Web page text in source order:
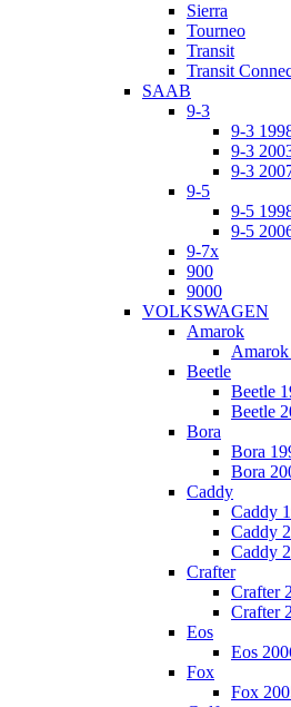
Sierra
Tourneo
Transit
Transit
SAAB
9-3
9-3
9-3
9-3
9-5
9-5
9-5
9-7x
900
9000
VOLKSWAGEN
Amarok
Beetle
Beetle
Beetle
Bora
Bora
Bora
Caddy
Caddy
Caddy
Caddy
Crafter
Crafter
Crafter
Eos
Eos
Fox
Fox